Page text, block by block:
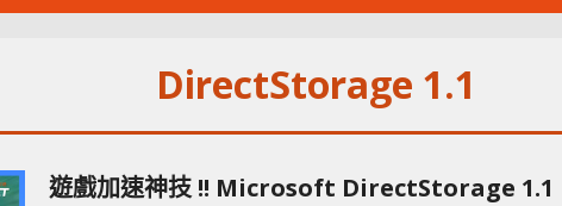
DirectStorage 1.1
遊戲加速神技 !! Microsoft DirectStorage 1.1